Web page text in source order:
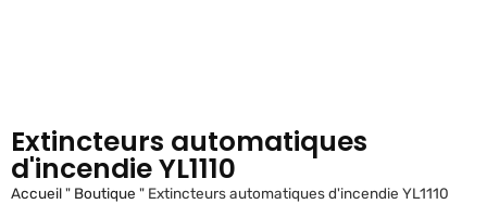
Extincteurs automatiques
d'incendie YL1110
Accueil" Boutique " Extincteurs automatiques d'incendie YL1110